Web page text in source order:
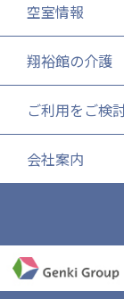
空室情報
翔裕館の介護
ご利用をご検
会社案内